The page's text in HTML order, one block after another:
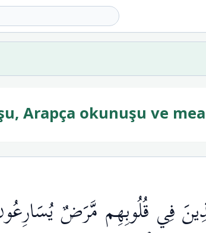
Arapça okunuşu ve
فِي قُلُوبِهِم مَّرَضٌ